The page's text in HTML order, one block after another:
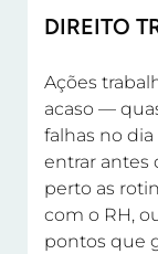
DIREITO
Ações
acaso —
falhas no
entrar antes
perto as
com o RH,
pontos que